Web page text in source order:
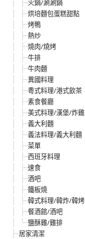
火鍋/涮涮鍋
烘培麵包蛋糕甜點
烤鴨
熱炒
燒肉/燒烤
牛排
牛肉麵
異國料理
粵式料理/港式飲茶
素食餐廳
美式料理/漢堡/炸雞
義大利麵
義法料理/義大利麵
菜單
西班牙料理
速食
酒吧
鐵板燒
韓式料理/韓炸/韓烤
餐酒館/酒吧
鹽酥雞/雞排
居家清潔